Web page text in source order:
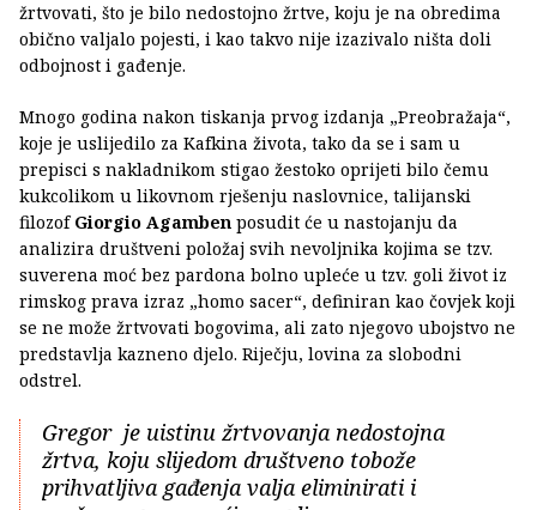
žrtvovati, što je bilo nedostojno žrtve, koju je na obredima
obično valjalo pojesti, i kao takvo nije izazivalo ništa doli
odbojnost i gađenje.
Mnogo godina nakon tiskanja prvog izdanja „Preobražaja“,
koje je uslijedilo za Kafkina života, tako da se i sam u
prepisci s nakladnikom stigao žestoko oprijeti bilo čemu
kukcolikom u likovnom rješenju naslovnice, talijanski
filozof Giorgio Agamben posudit će u nastojanju da
analizira društveni položaj svih nevoljnika kojima se tzv.
suverena moć bez pardona bolno upleće u tzv. goli život iz
rimskog prava izraz „homo sacer“, definiran kao čovjek koji
se ne može žrtvovati bogovima, ali zato njegovo ubojstvo ne
predstavlja kazneno djelo. Riječju, lovina za slobodni
odstrel.
Gregor je uistinu žrtvovanja nedostojna
žrtva, koju slijedom društveno tobože
prihvatljiva gađenja valja eliminirati i